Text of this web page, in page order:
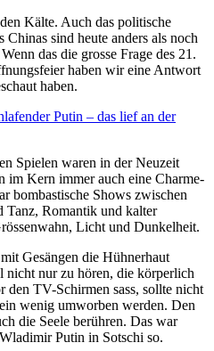
Kälte. Auch das politische
sind heute anders als noch
das die grosse Frage des 21.
haben wir eine Antwort
haben.
Putin – das lief an der
Spielen waren in der Neuzeit
im Kern immer auch eine Charme-
bombastische Shows zwischen
Tanz, Romantik und kalter
Licht und Dunkelheit.
Gesängen die Hühnerhaut
nicht nur zu hören, die körperlich
den TV-Schirmen sass, sollte nicht
wenig umworben werden. Den
die Seele berühren. Das war
Putin in Sotschi so.